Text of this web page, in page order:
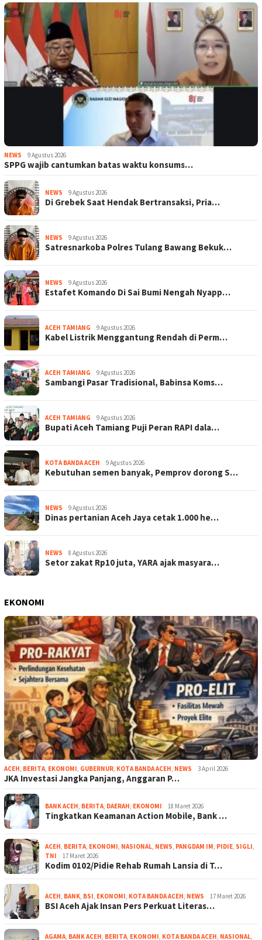
NEWS 9 Agustus 2026
SPPG wajib cantumkan batas waktu konsums…
NEWS 9 Agustus 2026
Di Grebek Saat Hendak Bertransaksi, Pria…
NEWS 9 Agustus 2026
Satresnarkoba Polres Tulang Bawang Bekuk…
NEWS 9 Agustus 2026
Estafet Komando Di Sai Bumi Nengah Nyapp…
ACEH TAMIANG 9 Agustus 2026
Kabel Listrik Menggantung Rendah di Perm…
ACEH TAMIANG 9 Agustus 2026
Sambangi Pasar Tradisional, Babinsa Koms…
ACEH TAMIANG 9 Agustus 2026
Bupati Aceh Tamiang Puji Peran RAPI dala…
KOTA BANDA ACEH 9 Agustus 2026
Kebutuhan semen banyak, Pemprov dorong S…
NEWS 9 Agustus 2026
Dinas pertanian Aceh Jaya cetak 1.000 he…
NEWS 8 Agustus 2026
Setor zakat Rp10 juta, YARA ajak masyara…
EKONOMI
ACEH, BERITA, EKONOMI, GUBERNUR, KOTA BANDA ACEH, NEWS 3 April 2026
JKA Investasi Jangka Panjang, Anggaran P…
BANK ACEH, BERITA, DAERAH, EKONOMI 18 Maret 2026
Tingkatkan Keamanan Action Mobile, Bank …
ACEH, BERITA, EKONOMI, NASIONAL, NEWS, PANGDAM IM, PIDIE, SIGLI,
TNI
17 Maret 2026
Kodim 0102/Pidie Rehab Rumah Lansia di T…
ACEH, BANK, BSI, EKONOMI, KOTA BANDA ACEH, NEWS 17 Maret 2026
BSI Aceh Ajak Insan Pers Perkuat Literas…
AGAMA, BANK ACEH, BERITA, EKONOMI, KOTA BANDA ACEH, NASIONAL,